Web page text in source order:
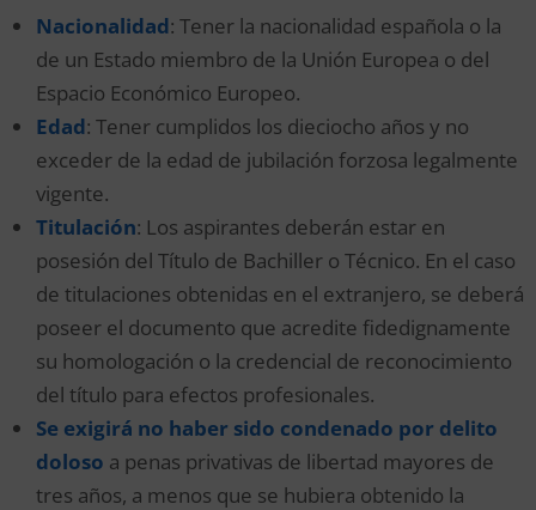
Nacionalidad: Tener la nacionalidad española o la
de un Estado miembro de la Unión Europea o del
Espacio Económico Europeo.
Edad: Tener cumplidos los dieciocho años y no
exceder de la edad de jubilación forzosa legalmente
vigente.
Titulación: Los aspirantes deberán estar en
posesión del Título de Bachiller o Técnico. En el caso
de titulaciones obtenidas en el extranjero, se deberá
poseer el documento que acredite fidedignamente
su homologación o la credencial de reconocimiento
del título para efectos profesionales.
Se exigirá no haber sido condenado por delito
doloso a penas privativas de libertad mayores de
tres años, a menos que se hubiera obtenido la